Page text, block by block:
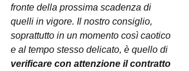
fronte della prossima scadenza di
quelli in vigore. Il nostro consiglio,
soprattutto in un momento così caotico
e al tempo stesso delicato, è quello di
verificare con attenzione il contratto